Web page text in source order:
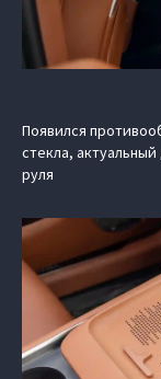
Появился
стекла,
руля